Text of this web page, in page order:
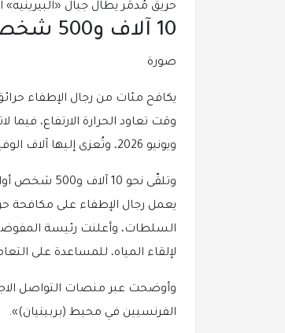
حريق مُدمِّر يطال جبال «البيرينيه»
10 آلاف و500 شخص تلقوا أوامر إخلاء في الجنوب
صورة
يكافح مئات من رجال الإطفاء
وقت تعاود الحرارة الارتفاع،
ويونيو 2026، وتُعزى إليها آلاف الوفيات.
وتلقّى نحو
السلطات، وأعلنت رئيسة
لإلقاء المياه، للمساعدة على
وأوضحت عبر منصات التواصل
الفرنسيين في محيط (بربينيان)».